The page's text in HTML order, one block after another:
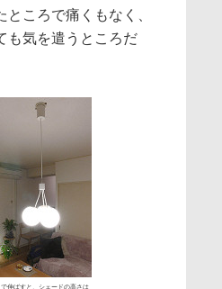
ころで痛くもなく、
も気を遣うところだ
で伸ばすと、シェードの高さは